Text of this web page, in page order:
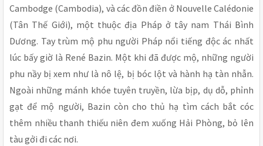
Cambodge (Cambodia), và các đồn điền ở Nouvelle Calédonie
(Tân Thế Giới), một thuộc địa Pháp ở tây nam Thái Bình
Dương. Tay trùm mộ phu người Pháp nổi tiếng độc ác nhất
lúc bấy giờ là René Bazin. Một khi đã được mộ, những người
phu nầy bị xem như là nô lệ, bị bóc lột và hành hạ tàn nhẫn.
Ngoài những mánh khóe tuyên truyền, lừa bịp, dụ dỗ, phỉnh
gạt để mộ người, Bazin còn cho thủ hạ tìm cách bắt cóc
thêm nhiều thanh thiếu niên đem xuống Hải Phòng, bỏ lên
tàu gởi đi các nơi.